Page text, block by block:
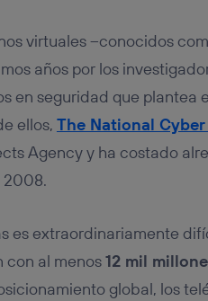
virtuales –conocidos
años por los
en seguridad que plantea
ellos, The National
Agency y ha costado
2008.
es extraordinariamente
con al menos12 mil
global, los